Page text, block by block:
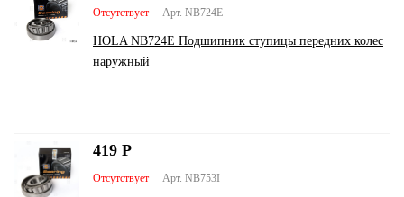
Арт. NB724E
Отсутствует
HOLA NB724E Подшипник ступицы передних колес
наружный
Арт. NB753I
Отсутствует
419 Р